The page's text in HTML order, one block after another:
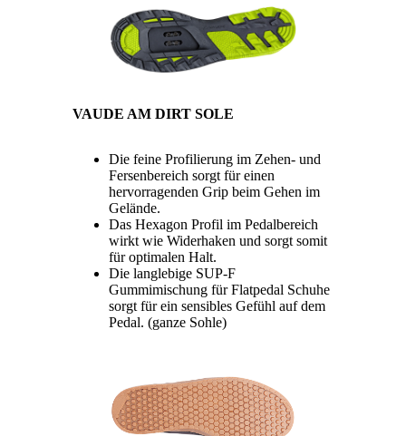
VAUDE AM DIRT SOLE
Die feine Profilierung im Zehen- und
Fersenbereich sorgt für einen
hervorragenden Grip beim Gehen im
Gelände.
Das Hexagon Profil im Pedalbereich
wirkt wie Widerhaken und sorgt somit
für optimalen Halt.
Die langlebige SUP-F
Gummimischung für Flatpedal Schuhe
sorgt für ein sensibles Gefühl auf dem
Pedal. (ganze Sohle)